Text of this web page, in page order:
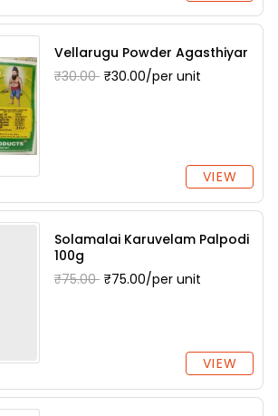
Vellarugu Powder Agasthiyar
₹30.00 ₹30.00/per unit
VIEW
Solamalai Karuvelam Palpodi
100g
₹75.00 ₹75.00/per unit
VIEW